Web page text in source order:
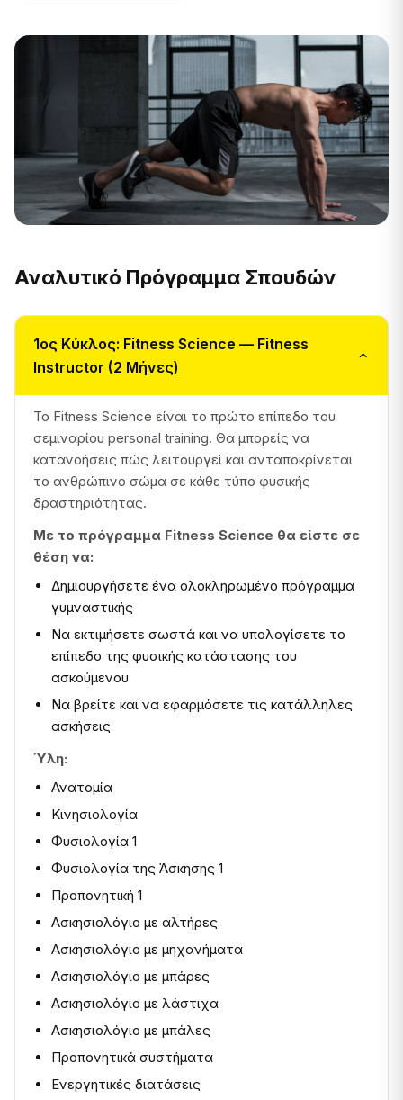
Αναλυτικό Πρόγραμμα Σπουδών
1ος Κύκλος: Fitness Science — Fitness
Instructor (2 Μήνες)
Το Fitness Science είναι το πρώτο επίπεδο του
σεμιναρίου personal training. Θα μπορείς να
κατανοήσεις πώς λειτουργεί και ανταποκρίνεται
το ανθρώπινο σώμα σε κάθε τύπο φυσικής
δραστηριότητας.
Με το πρόγραμμα Fitness Science θα είστε σε
θέση να:
Δημιουργήσετε ένα ολοκληρωμένο πρόγραμμα
γυμναστικής
Να εκτιμήσετε σωστά και να υπολογίσετε το
επίπεδο της φυσικής κατάστασης του
ασκούμενου
Να βρείτε και να εφαρμόσετε τις κατάλληλες
ασκήσεις
Ύλη:
Ανατομία
Κινησιολογία
Φυσιολογία 1
Φυσιολογία της Άσκησης 1
Προπονητική 1
Ασκησιολόγιο με αλτήρες
Ασκησιολόγιο με μηχανήματα
Ασκησιολόγιο με μπάρες
Ασκησιολόγιο με λάστιχα
Ασκησιολόγιο με μπάλες
Προπονητικά συστήματα
Ενεργητικές διατάσεις